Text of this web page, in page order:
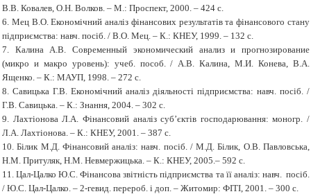
В.В. Ковалев, О.Н. Волков. – М.: Проспект, 2000. – 424 с.
6. Мец В.О. Економічний аналіз фінансових результатів та фінансового стану
підприємства: навч. посіб. / В.О. Мец. – К.: КНЕУ, 1999. – 132 с.
7. Калина А.В. Современный экономический анализ и прогнозирование
(микро и макро уровень): учеб. пособ. / А.В. Калина, М.И. Конева, В.А.
Ященко. – К.: МАУП, 1998. – 272 с.
8. Савицька Г.В. Економічний аналіз діяльності підприємства: навч. посіб. /
Г.В. Савицька. – К.: Знання, 2004. – 302 с.
9. Лахтіонова Л.А. Фінансовий аналіз суб’єктів господарювання: моногр. /
Л.А. Лахтіонова. – К.: КНЕУ, 2001. – 387 с.
10. Білик М.Д. Фінансовий аналіз: навч. посіб. / М.Д. Білик, О.В. Павловська,
Н.М. Притуляк, Н.М. Невмержицька. – К.: КНЕУ, 2005.– 592 с.
11. Цал-Цалко Ю.С. Фінансова звітність підприємства та її аналіз: навч. посіб.
/ Ю.С. Цал-Цалко. – 2-гевид. перероб. і доп. – Житомир: ФІТІ, 2001. – 300 с.